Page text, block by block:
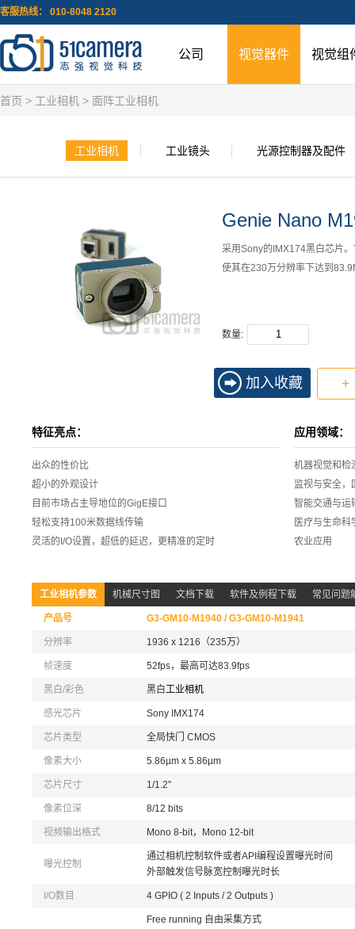
客服热线： 010-8048 2120
公司 视觉器件 视觉组
首页 > 工业相机 > 面阵工业相机
工业相机 工业镜头 光源控制器及配件
Genie Nano
采用Sony的IMX174黑白芯片
使其在230万分辨率下达到
数量:
加入收藏 +
特征亮点：
出众的性价比
超小的外观设计
目前市场占主导地位的GigE接口
轻松支持100米数据线传输
灵活的I/O设置，超低的延迟，更精准的定时
应用领域：
机器视觉和检
监视与安全，
智能交通与运
医疗与生命科
农业应用
工业相机参数 机械尺寸图 文档下载 软件及例程下载 常见问题
产品号 G3-GM10-M1940 / G3-GM10-M1941
分辨率 1936 x 1216（235万）
帧速度 52fps，最高可达83.9fps
黑白/彩色 黑白工业相机
感光芯片 Sony IMX174
芯片类型 全局快门 CMOS
像素大小 5.86µm x 5.86µm
芯片尺寸 1/1.2"
像素位深 8/12 bits
视频输出格式 Mono 8-bit，Mono 12-bit
曝光控制
通过相机控制软件或者API编程设置曝光时间
外部触发信号脉宽控制曝光时长
I/O数目 4 GPIO ( 2 Inputs / 2 Outputs )
Free running 自由采集方式